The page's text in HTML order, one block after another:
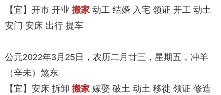
【宜】开市 开业 搬家 动工 结婚 入宅 领证 开工 动土
安门 安床 出行 提车
公元2022年3月25日，农历二月廿三，星期五，冲羊
（辛未）煞东
【宜】安床 拆卸 搬家 嫁娶 破土 动土 移徙 领证 修造